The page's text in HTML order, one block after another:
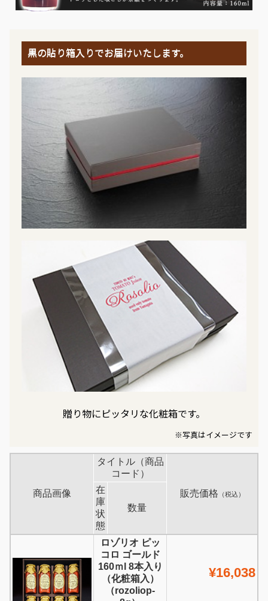
黒の貼り箱入りでお届けいたします。
贈り物にピッタリな化粧箱です。
※写真はイメージです
商品画像
タイトル（商品
コード）
販売価格 （税込）
在
庫
状
態
数量
ロゾリオ ピッ
コロ ゴールド
160ｍl 8本入り
（化粧箱入）
（rozoliop-
¥16,038